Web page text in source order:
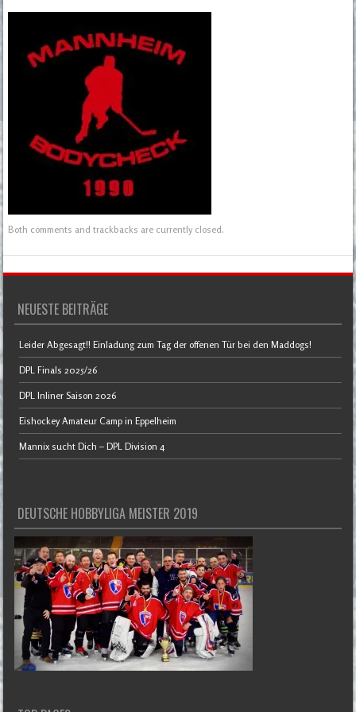
Both comments and trackbacks are currently closed.
NEUESTE BEITRÄGE
Leider Abgesagt!! Einladung zum Tag der offenen Tür bei den Maddogs!
DPL Finals 2025/26
DPL Inliner Saison 2026
Eishockey Amateur Camp in Eppelheim
Mannix sucht Dich – DPL Division 4
DEUTSCHE HOBBYLIGA MEISTER 2019